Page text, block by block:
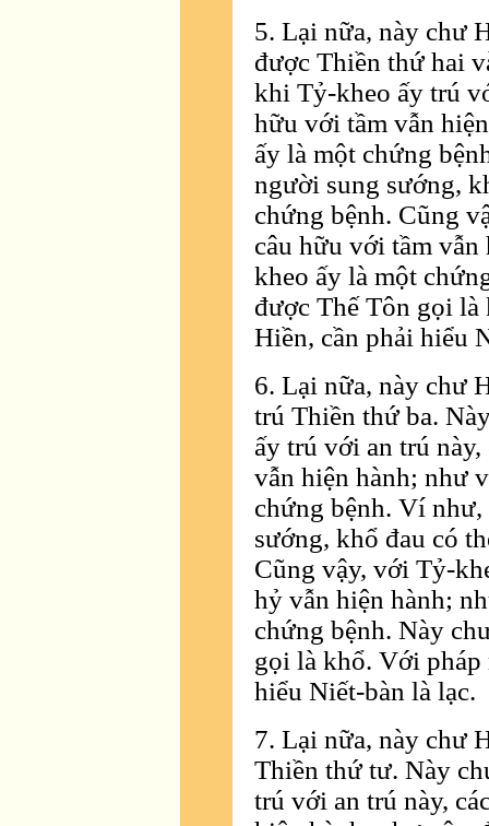
5. Lại nữa, này chư
được Thiền thứ hai
khi Tỷ-kheo ấy trú
hữu với tầm vẫn
ấy là một chứng
người sung sướng,
chứng bệnh. Cũng
câu hữu với tầm
kheo ấy là một
được Thế Tôn gọi là
Hiền, cần phải hiểu
6. Lại nữa, này chư
trú Thiền thứ ba.
ấy trú với an trú
vẫn hiện hành; như
chứng bệnh. Ví
sướng, khổ đau có
Cũng vậy, với Tỷ-
hỷ vẫn hiện hành;
chứng bệnh. Này
gọi là khổ. Với pháp
hiểu Niết-bàn là lạc.
7. Lại nữa, này chư
Thiền thứ tư. Này
trú với an trú này,